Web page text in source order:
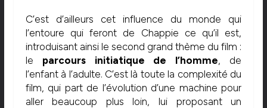
C’est d’ailleurs cet influence du monde qui
l’entoure qui feront de Chappie ce qu’il est,
introduisant ainsi le second grand thème du film :
le parcours initiatique de l’homme, de
l’enfant à l’adulte. C’est là toute la complexité du
film, qui part de l’évolution d’une machine pour
aller beaucoup plus loin, lui proposant un